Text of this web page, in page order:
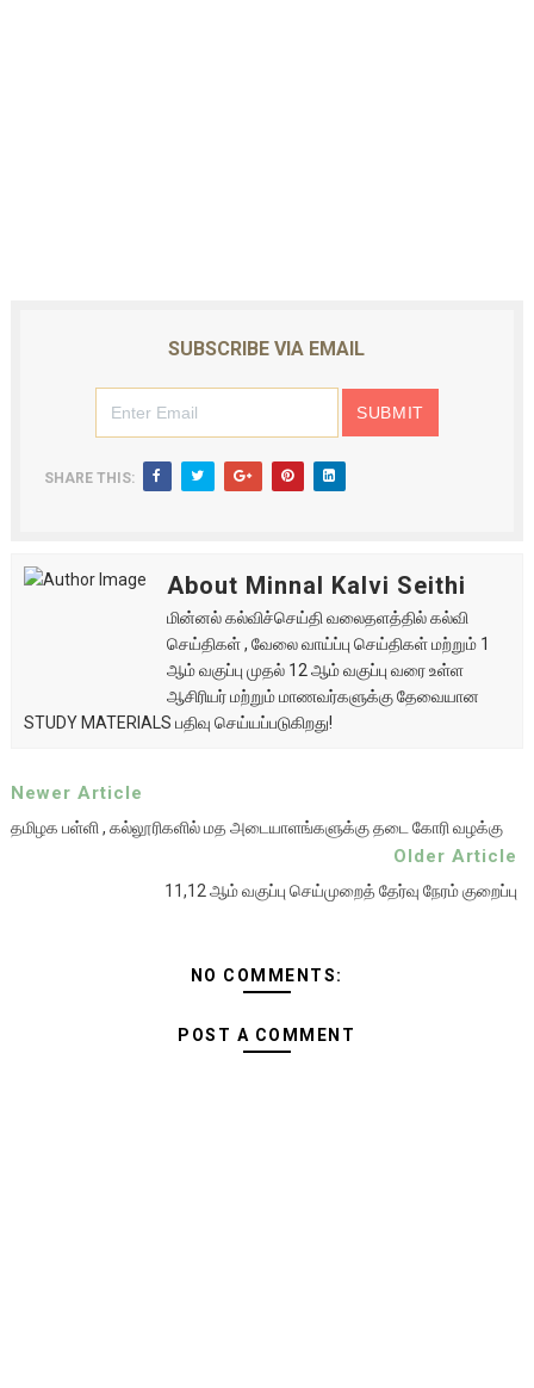
SUBSCRIBE VIA EMAIL
SHARE THIS:
About Minnal Kalvi Seithi
மின்னல் கல்விச்செய்தி வலைதளத்தில் கல்வி
செய்திகள் , வேலை வாய்ப்பு செய்திகள் மற்றும் 1
ஆம் வகுப்பு முதல் 12 ஆம் வகுப்பு வரை உள்ள
ஆசிரியர் மற்றும் மாணவர்களுக்கு தேவையான
STUDY MATERIALS பதிவு செய்யப்படுகிறது!
Newer Article
தமிழக பள்ளி , கல்லூரிகளில் மத அடையாளங்களுக்கு தடை கோரி வழக்கு
Older Article
11,12 ஆம் வகுப்பு செய்முறைத் தேர்வு நேரம் குறைப்பு
NO COMMENTS:
POST A COMMENT